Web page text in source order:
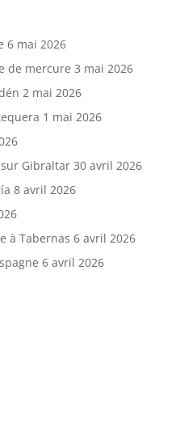
6 mai 2026
de mercure 3 mai 2026
2 mai 2026
1 mai 2026
Gibraltar 30 avril 2026
8 avril 2026
à Tabernas 6 avril 2026
6 avril 2026